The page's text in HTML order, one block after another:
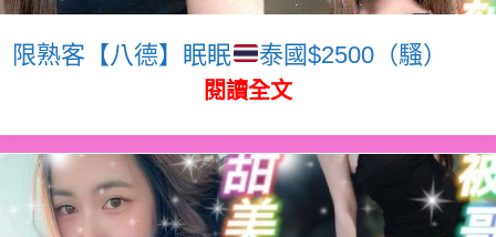
限熟客【八德】眠眠 泰國$2500（騷）
閱讀全文